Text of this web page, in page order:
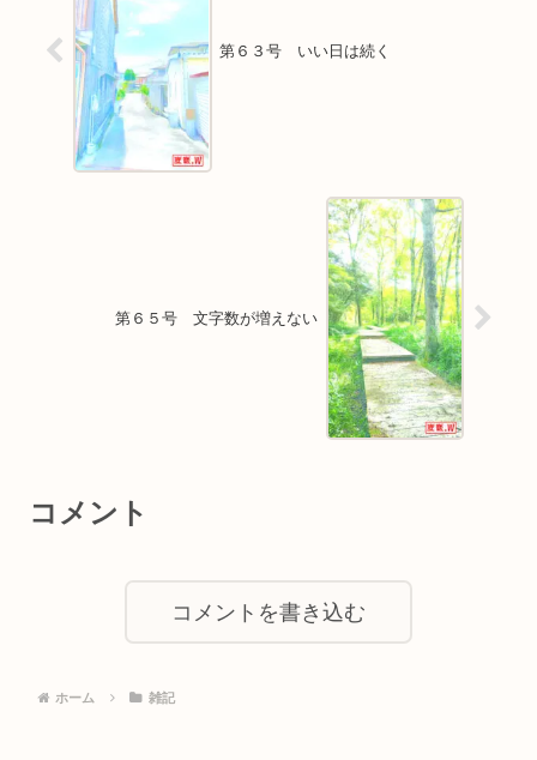
第６３号 いい日は続く
第６５号 文字数が増えない
コメント
コメントを書き込む
ホーム 雑記